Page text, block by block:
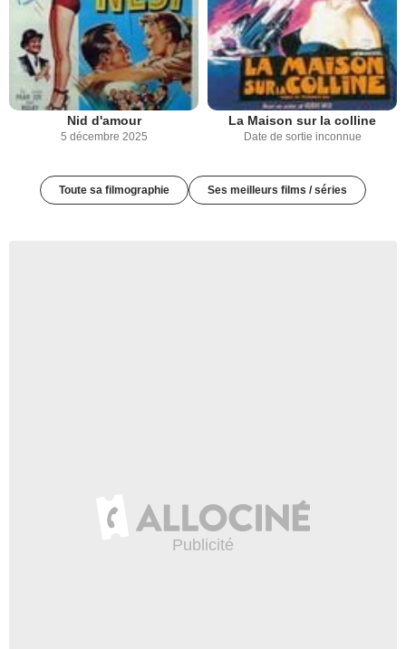
Nid d'amour
5 décembre 2025
La Maison sur la colline
Date de sortie inconnue
Toute sa filmographie Ses meilleurs films / séries